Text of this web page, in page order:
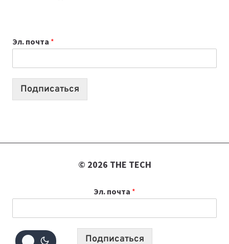
2026:
10
Эл. почта *
Подписаться
© 2026 THE TECH
Эл. почта *
Подписаться